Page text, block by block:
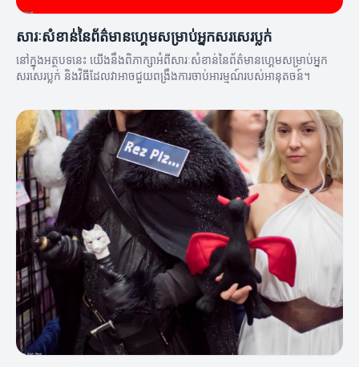
សារៈសំខាន់នៃព័ត៌មានហ្គេមសម្រាប់អ្នកសរសេរប្លក់
នៅក្នុងអត្ថបទនេះ យើងនឹងពិភាក្សាអំពីសារៈសំខាន់នៃព័ត៌មានហ្គេមសម្រាប់អ្នក
សរសេរប្លក់ និងវិធីដែលវាអាចជួយពង្រឹងការចាប់អារម្មណ៍របស់អានុតចន៍។